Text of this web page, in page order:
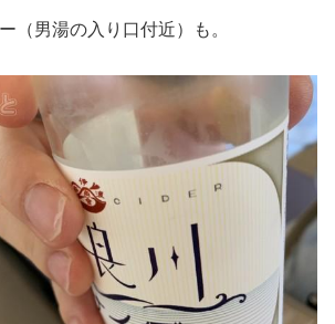
（男湯の入り口付近）も。